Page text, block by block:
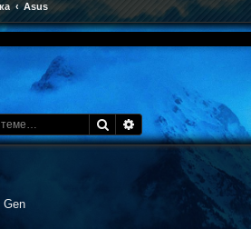
Asus
Поиск Расширенный поиск
Gen